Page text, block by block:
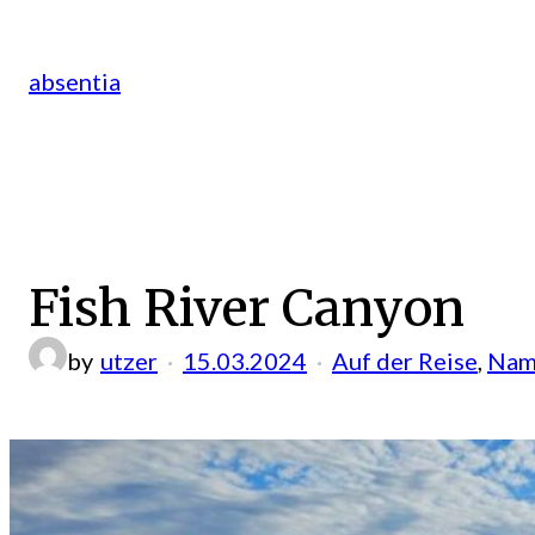
springen
absentia
Fish River Canyon
by utzer 15.03.2024 Auf der Reise